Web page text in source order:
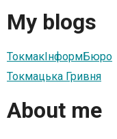
My blogs
ТокмакІнформБюро
Токмацька Гривня
About me